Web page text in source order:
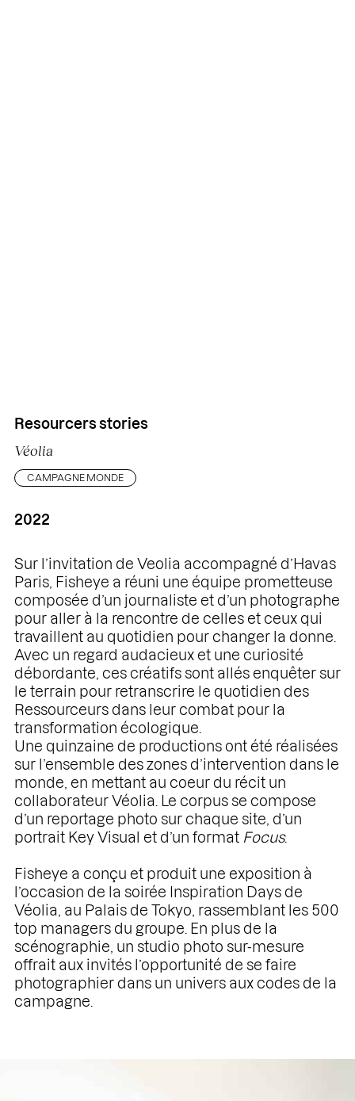
Resourcers stories
Véolia
CAMPAGNE MONDE
2022
Sur l’invitation de Veolia accompagné d’Havas
Paris, Fisheye a réuni une équipe prometteuse
composée d’un journaliste et d’un photographe
pour aller à la rencontre de celles et ceux qui
travaillent au quotidien pour changer la donne.
Avec un regard audacieux et une curiosité
débordante, ces créatifs sont allés enquêter sur
le terrain pour retranscrire le quotidien des
Ressourceurs dans leur combat pour la
transformation écologique.
Une quinzaine de productions ont été réalisées
sur l’ensemble des zones d’intervention dans le
monde, en mettant au coeur du récit un
collaborateur Véolia. Le corpus se compose
d’un reportage photo sur chaque site, d’un
portrait Key Visual et d’un format Focus.
Fisheye a conçu et produit une exposition à
l’occasion de la soirée Inspiration Days de
Véolia, au Palais de Tokyo, rassemblant les 500
top managers du groupe. En plus de la
scénographie, un studio photo sur-mesure
offrait aux invités l’opportunité de se faire
photographier dans un univers aux codes de la
campagne.